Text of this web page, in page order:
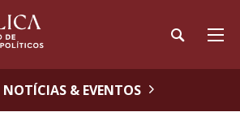
NOTÍCIAS & EVENTOS